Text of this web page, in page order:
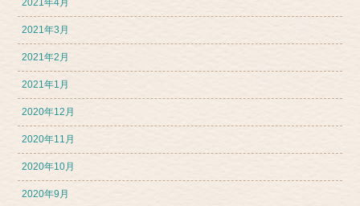
2021年4月
2021年3月
2021年2月
2021年1月
2020年12月
2020年11月
2020年10月
2020年9月